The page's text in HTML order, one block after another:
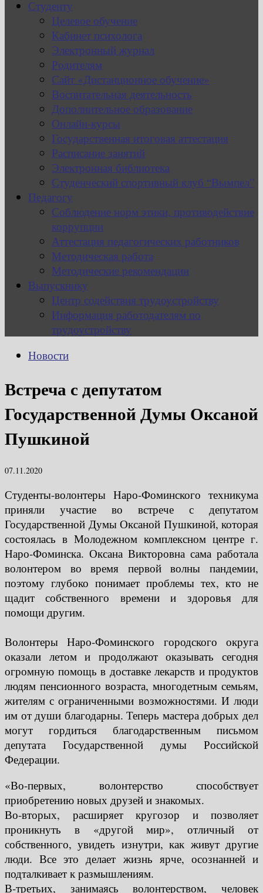
Студенту
Целевое обучение
Кабинет психолога
Электронный журнал
Родителям
Сайт «Дистанционное обучение»
Воспитательная деятельность
Дополнительное образование
Онлайн-курсы
Государственная итоговая аттестация
Расписание занятий
Электронная библиотека
Студенческий спортивный клуб “Вымпел”
Педагогу
Соблюдение норм этики, противодействие
коррупции
Аттестация педагогических работников
Методическая работа
Методические рекомендации
Выпускнику
Центр содействия трудоустройству
Информация работодателям по
трудоустройству
Новости
Встреча с депутатом
Государственной Думы Оксаной
Пушкиной
07.11.2020
Студенты-волонтеры Наро-Фоминского техникума
приняли участие во встрече с депутатом
Государственной Думы Оксаной Пушкиной, которая
состоялась в Молодежном комплексном центре г.
Наро-Фоминска. Оксана Викторовна сама работала
волонтером во время первой волны пандемии,
поэтому глубоко понимает проблемы тех, кто не
щадит собственного времени и здоровья для
помощи другим.
Волонтеры Наро-Фоминского городского округа
оказали летом и продолжают оказывать сегодня
огромную помощь в доставке лекарств и продуктов
людям пенсионного возраста, многодетным семьям,
жителям с ограниченными возможностями. И люди
им от души благодарны. Теперь мастера добрых дел
могут гордиться благодарственным письмом
депутата Государственной думы Российской
Федерации.
«Во-первых, волонтерство способствует
приобретению новых друзей и знакомых.
Во-вторых, расширяет кругозор и позволяет
проникнуть в «другой мир», отличный от
собственного, увидеть изнутри, как живут другие
люди. Все это делает жизнь ярче, осознанней и
подталкивает к размышлениям.
В-третьих, занимаясь волонтерством, человек